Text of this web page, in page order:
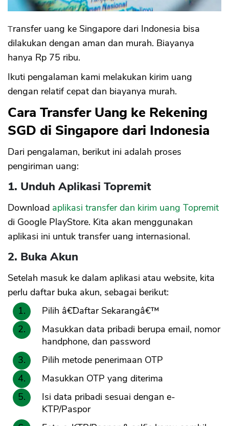
Transfer uang ke Singapore dari Indonesia bisa
dilakukan dengan aman dan murah. Biayanya
hanya Rp 75 ribu.
Ikuti pengalaman kami melakukan kirim uang
dengan relatif cepat dan biayanya murah.
Cara Transfer Uang ke Rekening
SGD di Singapore dari Indonesia
Dari pengalaman, berikut ini adalah proses
pengiriman uang:
1. Unduh Aplikasi Topremit
Download aplikasi transfer dan kirim uang Topremit
di Google PlayStore. Kita akan menggunakan
aplikasi ini untuk transfer uang internasional.
2. Buka Akun
Setelah masuk ke dalam aplikasi atau website, kita
perlu daftar buka akun, sebagai berikut:
Pilih â€˜Daftar Sekarangâ€™
Masukkan data pribadi berupa email, nomor
handphone, dan password
Pilih metode penerimaan OTP
Masukkan OTP yang diterima
Isi data pribadi sesuai dengan e-
KTP/Paspor